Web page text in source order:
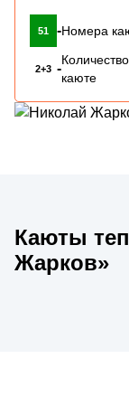
51 -Номера
2+3 -
каюте
Каюты
Жарков»